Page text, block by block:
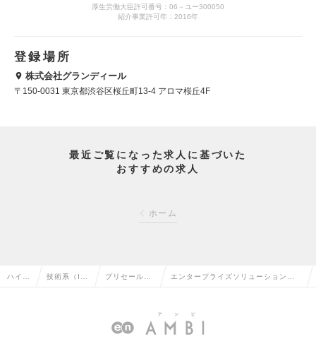
厚生労働大臣許可番号：06－ユー300050
紹介事業許可年：2016年
登録場所
株式会社グランディール
〒150-0031 東京都渋谷区桜丘町13-4 アロマ桜丘4F
最近ご覧になった求人に基づいた
おすすめの求人
ホーム
ハイク 技術系（I プリセール
エンジニアの
エンタープライズソリューションビ
ー プリセールスメンバーの求人情